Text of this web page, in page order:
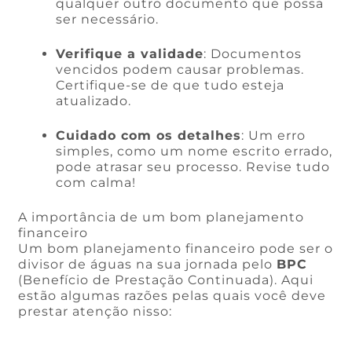
qualquer outro documento que possa
ser necessário.
Verifique a validade: Documentos
vencidos podem causar problemas.
Certifique-se de que tudo esteja
atualizado.
Cuidado com os detalhes: Um erro
simples, como um nome escrito errado,
pode atrasar seu processo. Revise tudo
com calma!
A importância de um bom planejamento
financeiro
Um bom planejamento financeiro pode ser o
divisor de águas na sua jornada pelo BPC
(Benefício de Prestação Continuada). Aqui
estão algumas razões pelas quais você deve
prestar atenção nisso: